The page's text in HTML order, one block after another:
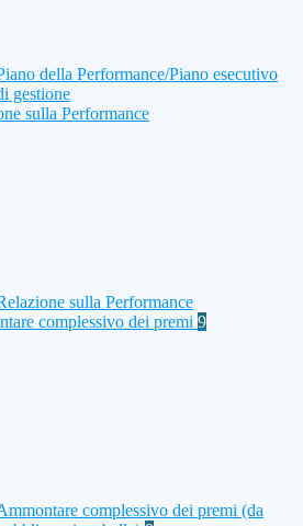
della Performance/Piano esecutivo
gestione
sulla Performance
sulla Performance
complessivo dei premi 9
complessivo dei premi (da